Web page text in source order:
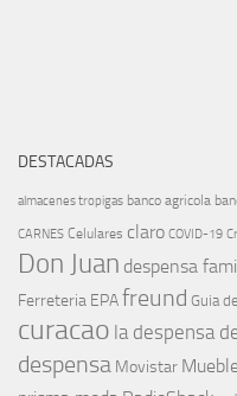
DESTACADAS
almacenes tropigas banco agricola
CARNES Celulares claro COVID-19
Don Juan despensa
Ferreteria EPAfreund Guia
curacao la despensa
despensa Movistar